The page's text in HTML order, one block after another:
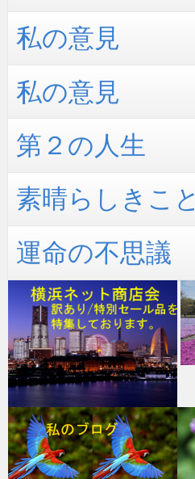
私の意見
私の意見
第２の人生
素晴らしきこと
運命の不思議